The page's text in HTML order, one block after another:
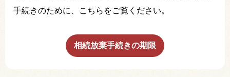
手続きのために、こちらをご覧ください。
相続放棄手続きの期限